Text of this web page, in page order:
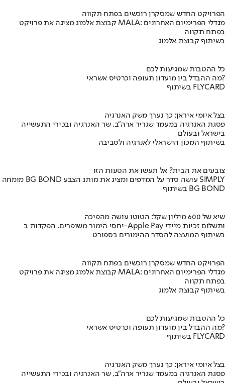
הפרויקט החדש שמסקרן רוכשים בפתח תקווה
קבוצת אלמוג מציגה את פרויקט MALA: מגדלי הפרימיום האחרונים
בפתח תקווה
בשיתוף קבוצת אלמוג
כל ההטבות שמגיעות לכם
מה ההבדל בין מועדון תעופה וכרטיס אשראי?
בשיתוף FLYCARD
בצל איומי איראן: כך נערך משק האנרגיה
פסגת האנרגיה במעמד שגריר ארה"ב, שר האנרגיה ובכירי התעשייה
בישראל ובעולם
בשיתוף המכון הישראלי לאנרגיה ולסביבה
צובעים את הבית? אל תעשו את הטעות הזו
מומחה BG BOND עושה סדר על המדפים ומציג את מותג הצבע SIMPLY
בשיתוף BG BOND
שיא של 600 מיליון שקל: הטוטו עושה מהפיכה
יחסי הימור משופרים, הפקדות ב-Apple Pay ותשלום זכיות מיידי
בשיתוף המועצה להסדר ההימורים בספורט
הפרויקט החדש שמסקרן רוכשים בפתח תקווה
קבוצת אלמוג מציגה את פרויקט MALA: מגדלי הפרימיום האחרונים
בפתח תקווה
בשיתוף קבוצת אלמוג
כל ההטבות שמגיעות לכם
מה ההבדל בין מועדון תעופה וכרטיס אשראי?
בשיתוף FLYCARD
בצל איומי איראן: כך נערך משק האנרגיה
פסגת האנרגיה במעמד שגריר ארה"ב, שר האנרגיה ובכירי התעשייה